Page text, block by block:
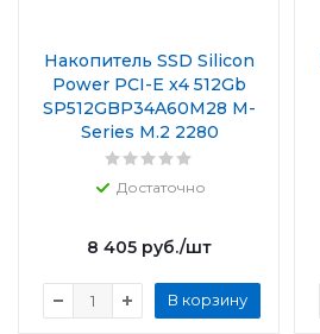
Накопитель SSD Silicon
Power PCI-E x4 512Gb
SP512GBP34A60M28 M-
Series M.2 2280
Достаточно
8 405 руб./шт
В корзину